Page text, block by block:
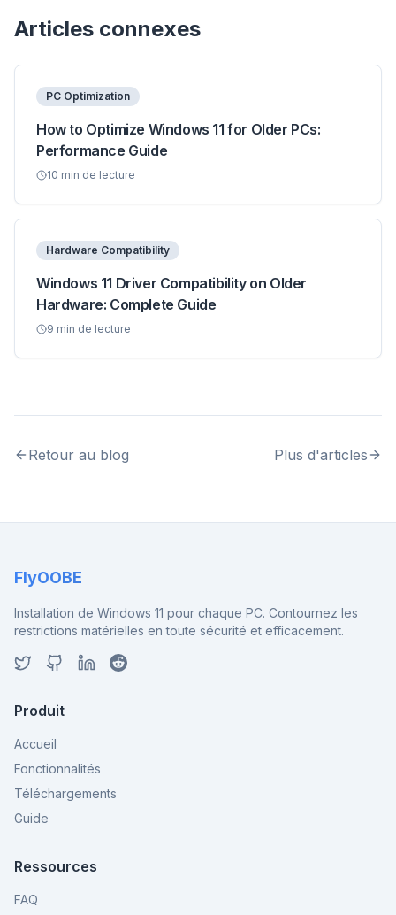
Articles connexes
PC Optimization
How to Optimize Windows 11 for Older PCs:
Performance Guide
10 min de lecture
Hardware Compatibility
Windows 11 Driver Compatibility on Older
Hardware: Complete Guide
9 min de lecture
Retour au blog Plus d'articles
FlyOOBE
Installation de Windows 11 pour chaque PC. Contournez les
restrictions matérielles en toute sécurité et efficacement.
Produit
Accueil
Fonctionnalités
Téléchargements
Guide
Ressources
FAQ